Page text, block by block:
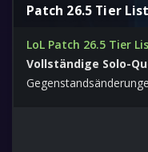
Patch 26.5 Tier
LoL Patch 26.5 Tier
Vollständige Solo-